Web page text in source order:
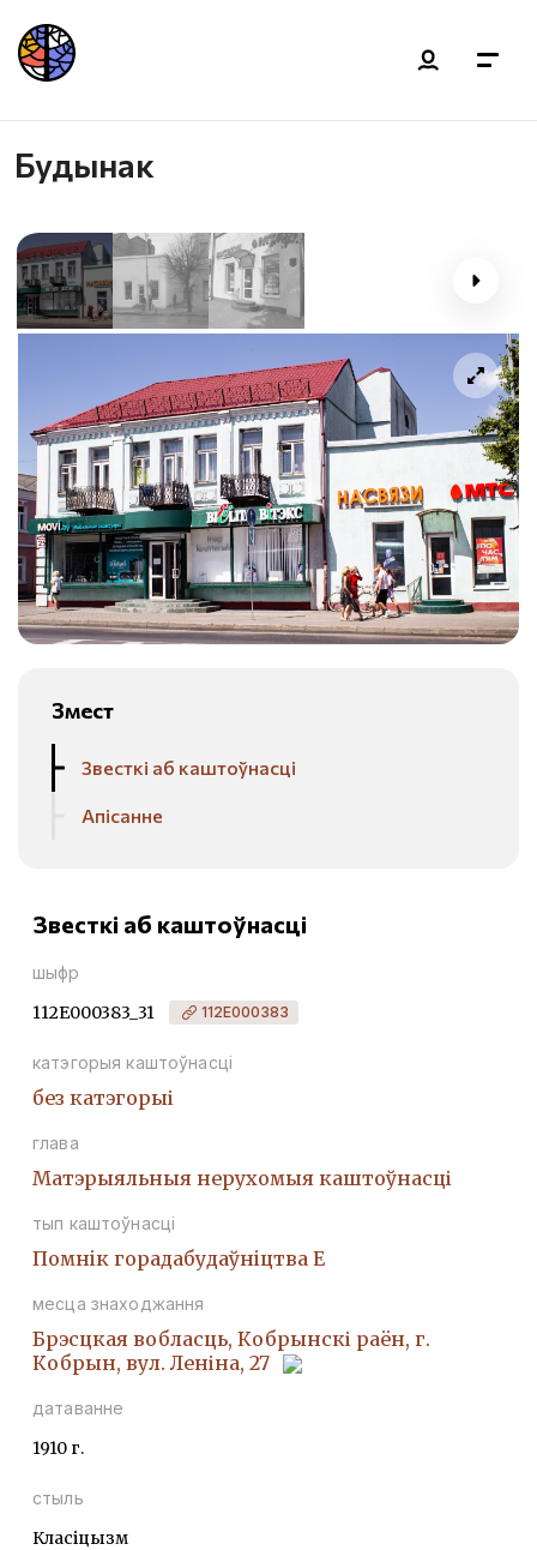
Будынак
Змест
Звесткі аб каштоўнасці
Апісанне
Звесткі аб каштоўнасці
шыфр
112Е000383_31 112Е000383
катэгорыя каштоўнасці
без катэгорыі
глава
Матэрыяльныя нерухомыя каштоўнасці
тып каштоўнасці
Помнiк горадабудаўнiцтва Е
месца знаходжання
Брэсцкая вобласць, Кобрынскі раён, г.
Кобрын, вул. Леніна, 27
датаванне
1910 г.
стыль
Класіцызм